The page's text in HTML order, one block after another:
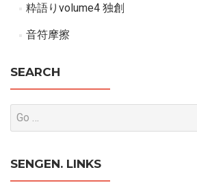
粋語りvolume4 独創
音符摩擦
SEARCH
SENGEN. LINKS